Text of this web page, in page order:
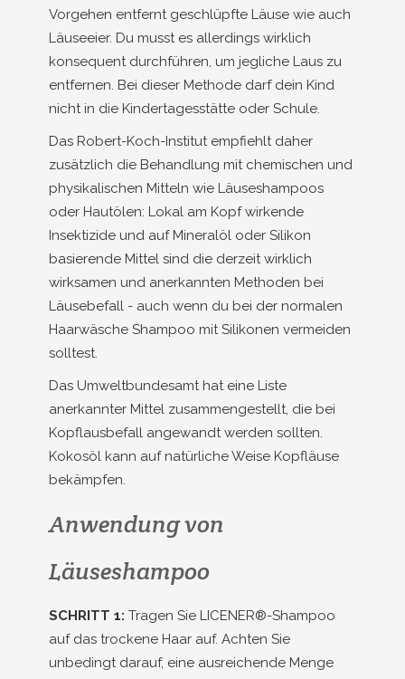
Vorgehen entfernt geschlüpfte Läuse wie auch
Läuseeier. Du musst es allerdings wirklich
konsequent durchführen, um jegliche Laus zu
entfernen. Bei dieser Methode darf dein Kind
nicht in die Kindertagesstätte oder Schule.
Das Robert-Koch-Institut empfiehlt daher
zusätzlich die Behandlung mit chemischen und
physikalischen Mitteln wie Läuseshampoos
oder Hautölen: Lokal am Kopf wirkende
Insektizide und auf Mineralöl oder Silikon
basierende Mittel sind die derzeit wirklich
wirksamen und anerkannten Methoden bei
Läusebefall - auch wenn du bei der normalen
Haarwäsche Shampoo mit Silikonen vermeiden
solltest.
Das Umweltbundesamt hat eine Liste
anerkannter Mittel zusammengestellt, die bei
Kopflausbefall angewandt werden sollten.
Kokosöl kann auf natürliche Weise Kopfläuse
bekämpfen.
Anwendung von
Läuseshampoo
SCHRITT 1: Tragen Sie LICENER®-Shampoo
auf das trockene Haar auf. Achten Sie
unbedingt darauf, eine ausreichende Menge